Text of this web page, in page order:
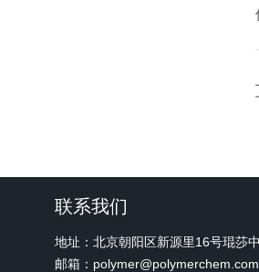
联系我们
地址：北京朝阳区新源里16号琨莎
邮箱：polymer@polymerchem.com